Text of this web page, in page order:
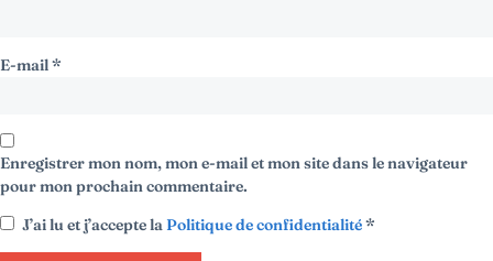
E-mail*
Enregistrer mon nom, mon e-mail et mon site dans le navigateur
pour mon prochain commentaire.
J’ai lu et j’accepte laPolitique de confidentialité*